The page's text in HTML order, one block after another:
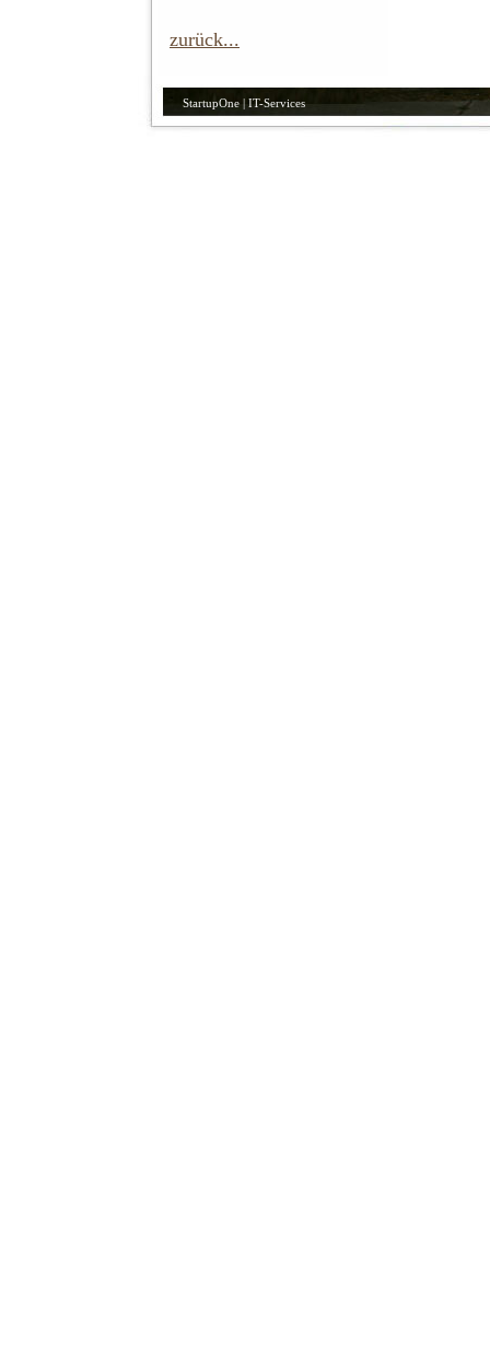
zurück...
StartupOne | IT-Services